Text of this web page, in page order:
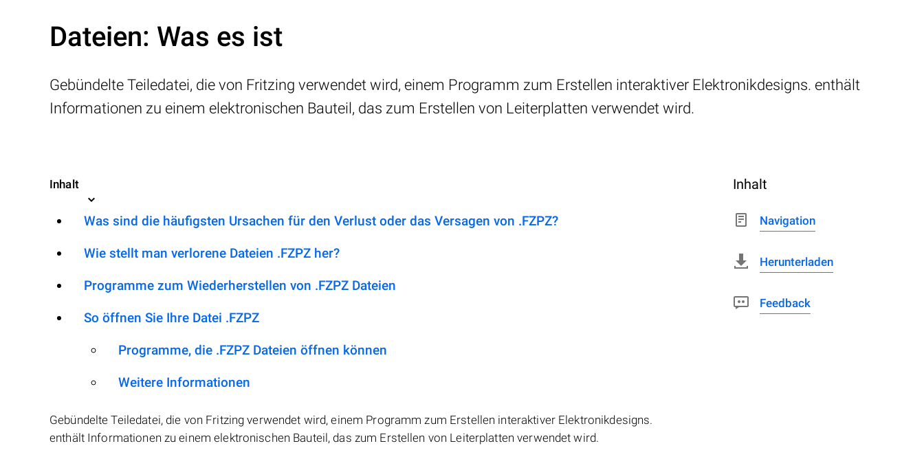
Dateien: Was es ist
Gebündelte Teiledatei, die von Fritzing verwendet wird, einem Programm zum Erstellen interaktiver Elektronikdesigns. enthält
Informationen zu einem elektronischen Bauteil, das zum Erstellen von Leiterplatten verwendet wird.
Inhalt
Was sind die häufigsten Ursachen für den Verlust oder das Versagen von .FZPZ?
Wie stellt man verlorene Dateien .FZPZ her?
Programme zum Wiederherstellen von .FZPZ Dateien
So öffnen Sie Ihre Datei .FZPZ
Programme, die .FZPZ Dateien öffnen können
Weitere Informationen
Gebündelte Teiledatei, die von Fritzing verwendet wird, einem Programm zum Erstellen interaktiver Elektronikdesigns.
enthält Informationen zu einem elektronischen Bauteil, das zum Erstellen von Leiterplatten verwendet wird.
Inhalt
Navigation
Herunterladen
Feedback